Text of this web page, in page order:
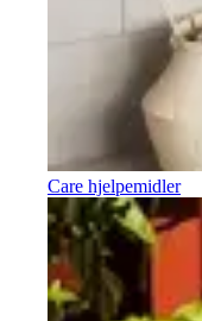
Care hjelpemidler